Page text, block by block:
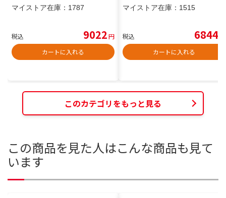
マイストア在庫： 1787
税込 9022円
カートに入れる
マイストア在庫： 1515
税込 6844
カートに入れる
このカテゴリをもっと見る
この商品を見た人はこんな商品も見て
います